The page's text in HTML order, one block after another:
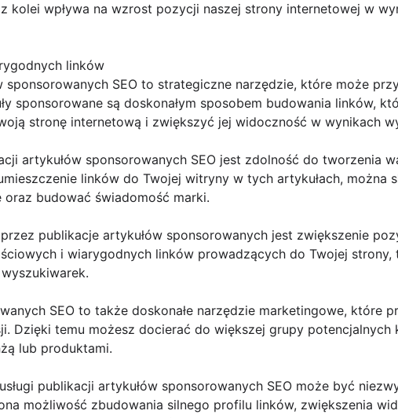
kolei wpływa na wzrost pozycji naszej strony internetowej w
linków
sponsorowanych SEO to strategiczne narzędzie, które może
sponsorowane są doskonałym sposobem budowania linków,
stronę internetową i zwiększyć jej widoczność w wynikach
artykułów sponsorowanych SEO jest zdolność do tworzenia
linków do Twojej witryny w tych artykułach, można
budować świadomość marki.
publikacje artykułów sponsorowanych jest zwiększenie
i wiarygodnych linków prowadzących do Twojej strony,
SEO to także doskonałe narzędzie marketingowe, które
Dzięki temu możesz docierać do większej grupy potencjalnych
lub produktami.
publikacji artykułów sponsorowanych SEO może być
możliwość zbudowania silnego profilu linków, zwiększenia